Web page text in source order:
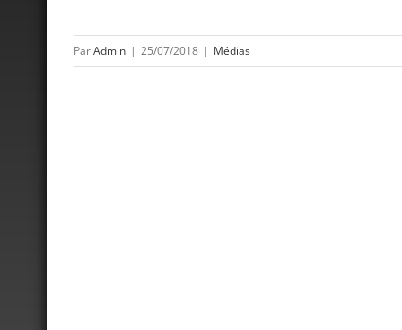
ParAdmin | 25/07/2018 | Médias